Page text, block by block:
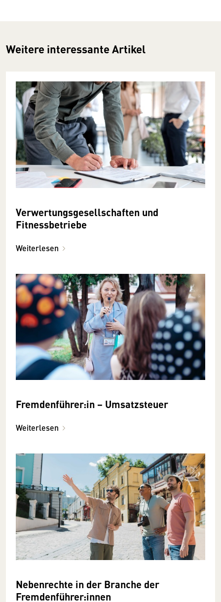
Weitere interessante Artikel
Verwertungsgesellschaften und
Fitnessbetriebe
Weiterlesen
Fremdenführer:in − Umsatzsteuer
Weiterlesen
Nebenrechte in der Branche der
Fremdenführer:innen